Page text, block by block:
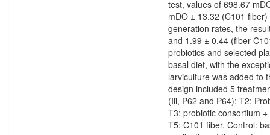
test, values of 698.67
mDO ± 13.32 (C101
generation rates, the
and 1.99 ± 0.44 (fiber
probiotics and selected
basal diet, with the
larviculture was added to
design included 5
(Ili, P62 and P64); T2:
T3: probiotic consortium
T5: C101 fiber. Control: